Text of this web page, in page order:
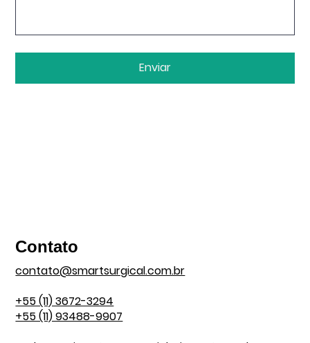
Enviar
contato@smartsurgical.com.br
+55 (11) 3672-3294
+55 (11) 93488-9907
Contato